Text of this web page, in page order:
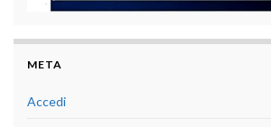
META
Accedi